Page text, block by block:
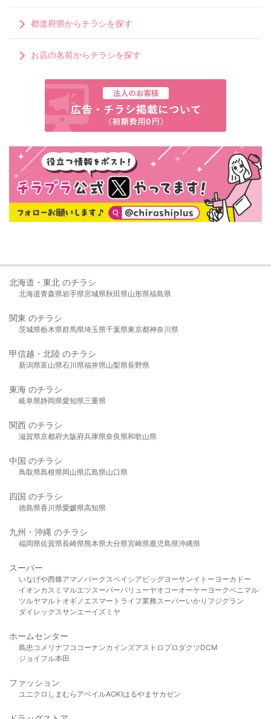
都道府県からチラシを探す
お店の名前からチラシを探す
北海道・東北 のチラシ
北海道青森県岩手県宮城県秋田県山形県福島県
関東 のチラシ
茨城県栃木県群馬県埼玉県千葉県東京都神奈川県
甲信越・北陸 のチラシ
新潟県富山県石川県福井県山梨県長野県
東海 のチラシ
岐阜県静岡県愛知県三重県
関西 のチラシ
滋賀県京都府大阪府兵庫県奈良県和歌山県
中国 のチラシ
鳥取県島根県岡山県広島県山口県
四国 のチラシ
徳島県香川県愛媛県高知県
九州・沖縄 のチラシ
福岡県佐賀県長崎県熊本県大分県宮崎県鹿児島県沖縄県
スーパー
いなげや西條アマノパークスベイシア ビッグヨーサンイトーヨーカドー
イオンカスミ マルエツスーパーバリューヤオコーオーケー ヨークベニマル
ツルヤマルト オギノ エスマート ライフ業務スーパーいかり フジグラン
ダイレックスサンエーイズミヤ
ホームセンター
島忠 コメリ ナフコ コーナンカインズアストロプロダクツDCM
ジョイフル本田
ファッション
ユニクロ しまむら アベイルAOKIはるやま サカゼン